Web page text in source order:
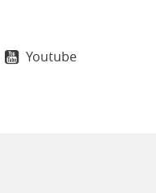
Youtube